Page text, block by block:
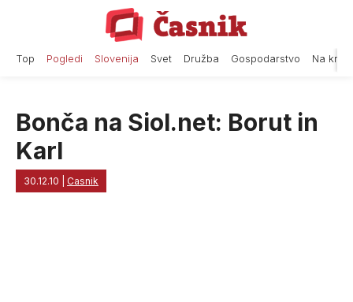
Top Pogledi Slovenija Svet Družba Gospodarstvo Na
Bonča na Siol.net: Borut in
Karl
30.12.10 Casnik